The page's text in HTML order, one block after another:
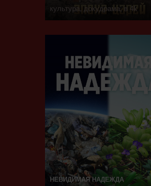
культура, докудрама, в 4k
НЕВИДИМАЯ НАДЕЖДА